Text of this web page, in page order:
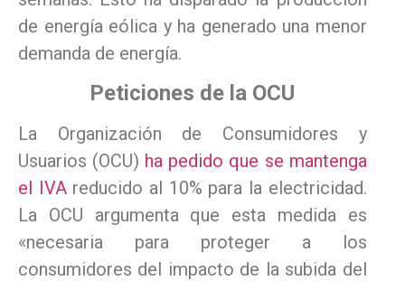
de energía eólica y ha generado una menor
demanda de energía.
Peticiones de la OCU
La Organización de Consumidores y
Usuarios (OCU) ha pedido que se mantenga
el IVAreducido al 10% para la electricidad.
La OCU argumenta que esta medida es
«necesaria para proteger a los
consumidores del impacto de la subida del